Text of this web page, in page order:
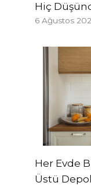
Hiç
6 Ağustos
Her Evde
Üstü